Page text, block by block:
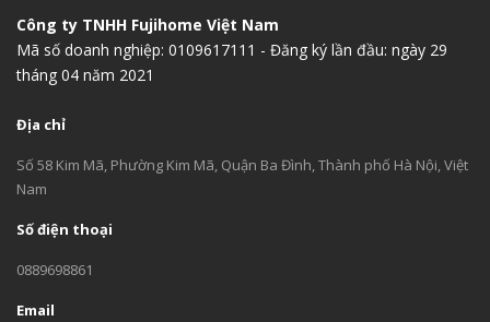
Công ty TNHH Fujihome Việt Nam
Mã số doanh nghiệp: 0109617111 - Đăng ký lần đầu: ngày 29
tháng 04 năm 2021
Địa chỉ
Số 58 Kim Mã, Phường Kim Mã, Quận Ba Đình, Thành phố Hà Nội, Việt
Nam
Số điện thoại
0889698861
Email